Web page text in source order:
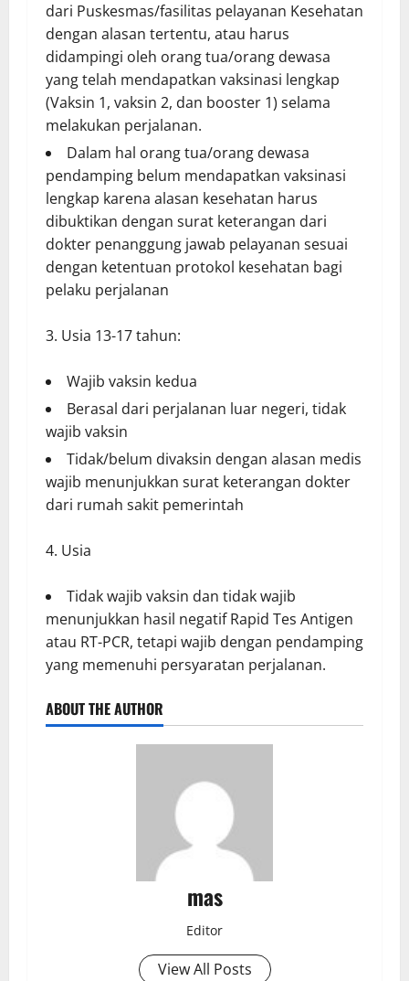
dari Puskesmas/fasilitas pelayanan Kesehatan
dengan alasan tertentu, atau harus
didampingi oleh orang tua/orang dewasa
yang telah mendapatkan vaksinasi lengkap
(Vaksin 1, vaksin 2, dan booster 1) selama
melakukan perjalanan.
Dalam hal orang tua/orang dewasa
pendamping belum mendapatkan vaksinasi
lengkap karena alasan kesehatan harus
dibuktikan dengan surat keterangan dari
dokter penanggung jawab pelayanan sesuai
dengan ketentuan protokol kesehatan bagi
pelaku perjalanan
Usia 13-17 tahun:
Wajib vaksin kedua
Berasal dari perjalanan luar negeri, tidak
wajib vaksin
Tidak/belum divaksin dengan alasan medis
wajib menunjukkan surat keterangan dokter
dari rumah sakit pemerintah
Usia
Tidak wajib vaksin dan tidak wajib
menunjukkan hasil negatif Rapid Tes Antigen
atau RT-PCR, tetapi wajib dengan pendamping
yang memenuhi persyaratan perjalanan.
ABOUT THE AUTHOR
mas
Editor
View All Posts